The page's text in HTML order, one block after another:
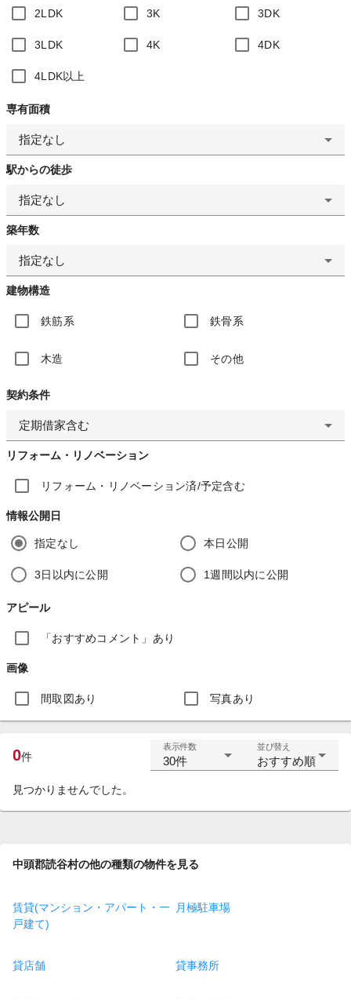
2LDK 3K 3DK
3LDK 4K 4DK
4LDK以上
専有面積
指定なし
駅からの徒歩
指定なし
築年数
指定なし
建物構造
鉄筋系 鉄骨系
木造 その他
契約条件
定期借家含む
リフォーム・リノベーション
リフォーム・リノベーション済/予定含む
情報公開日
指定なし 本日公開
3日以内に公開 1週間以内に公開
アピール
「おすすめコメント」あり
画像
間取図あり 写真あり
0件
表示件数
30件
並び替え
おすすめ順
見つかりませんでした。
中頭郡読谷村の他の種類の物件を見る
賃貸(マンション・アパート・一
戸建て)
月極駐車場
貸店舗 貸事務所